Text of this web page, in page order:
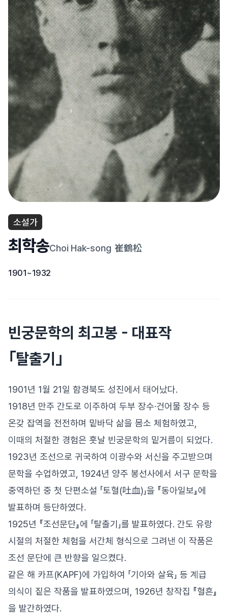
소설가
최학송Choi Hak-song 崔鶴松
1901~1932
빈궁문학의 최고봉 - 대표작
｢탈출기｣
1901년 1월 21일 함경북도 성진에서 태어났다.
1918년 만주 간도로 이주하여 두부 장수·건어물 장수 등
온갖 잡역을 전전하며 밑바닥 삶을 몸소 체험하였고,
이때의 처절한 경험은 훗날 빈궁문학의 밑거름이 되었다.
1923년 조선으로 귀국하여 이광수와 서신을 주고받으며
문학을 수업하였고, 1924년 양주 봉선사에서 서구 문학을
중역하던 중 첫 단편소설 「토혈(吐血)」을 『동아일보』에
발표하며 등단하였다.
1925년 『조선문단』에 「탈출기」를 발표하였다. 간도 유랑
시절의 처절한 체험을 서간체 형식으로 그려낸 이 작품은
조선 문단에 큰 반향을 일으켰다.
같은 해 카프(KAPF)에 가입하여 「기아와 살육」 등 계급
의식이 짙은 작품을 발표하였으며, 1926년 창작집 『혈흔』
을 발간하였다.